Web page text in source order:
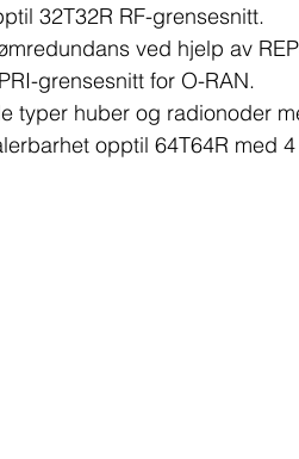
32T32R RF-grensesnitt.
ved hjelp av
grensesnitt for O-RAN.
typer huber og radionoder
opptil 64T64R med